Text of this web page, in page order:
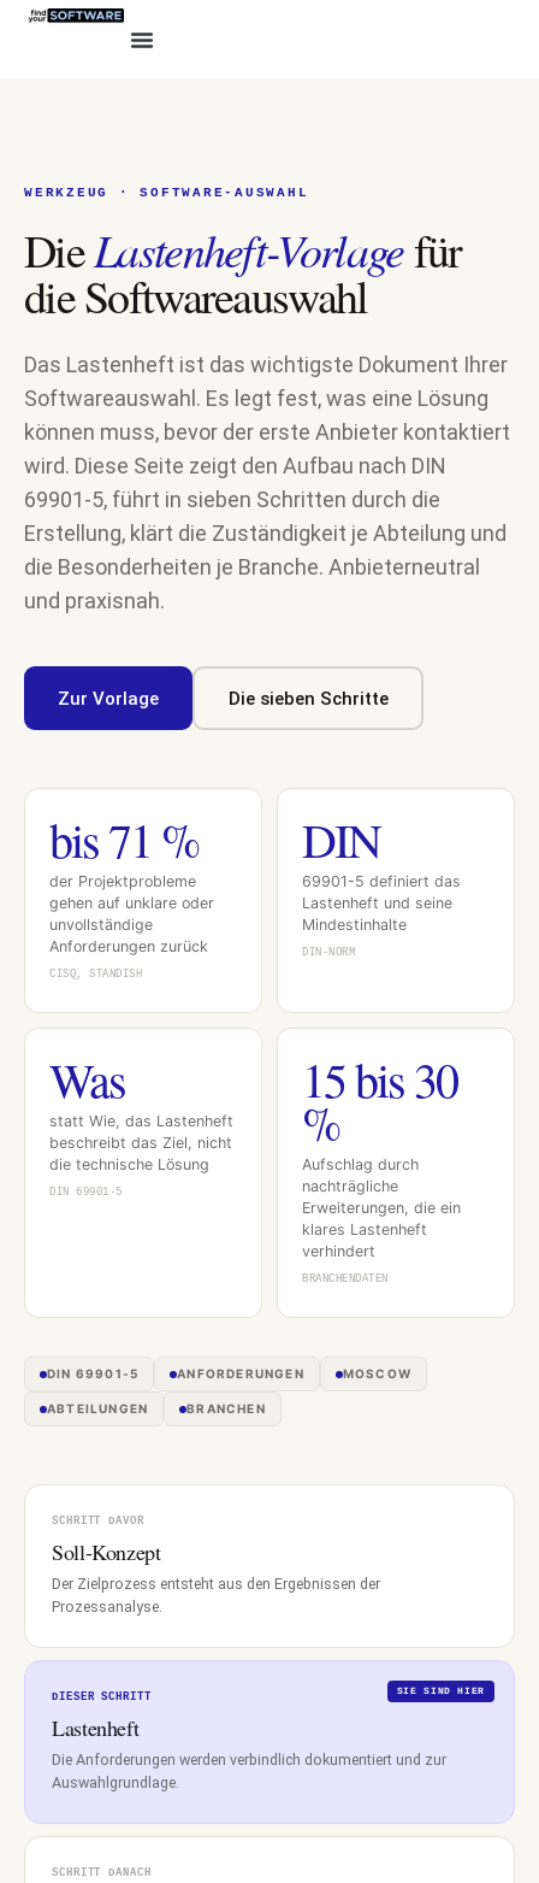
WERKZEUG · SOFTWARE-AUSWAHL
DieLastenheft-Vorlagefür
die Softwareauswahl
Das Lastenheft ist das wichtigste Dokument Ihrer
Softwareauswahl. Es legt fest, was eine Lösung
können muss, bevor der erste Anbieter kontaktiert
wird. Diese Seite zeigt den Aufbau nach DIN
69901-5, führt in sieben Schritten durch die
Erstellung, klärt die Zuständigkeit je Abteilung und
die Besonderheiten je Branche. Anbieterneutral
und praxisnah.
Zur Vorlage Die sieben Schritte
bis 71 %
der Projektprobleme
gehen auf unklare oder
unvollständige
Anforderungen zurück
CISQ, STANDISH
DIN
69901-5 definiert das
Lastenheft und seine
Mindestinhalte
DIN-NORM
Was
statt Wie, das Lastenheft
beschreibt das Ziel, nicht
die technische Lösung
DIN 69901-5
15 bis 30
%
Aufschlag durch
nachträgliche
Erweiterungen, die ein
klares Lastenheft
verhindert
BRANCHENDATEN
DIN 69901-5 ANFORDERUNGEN MOSCOW
ABTEILUNGEN BRANCHEN
SCHRITT DAVOR
Soll-Konzept
Der Zielprozess entsteht aus den Ergebnissen der
Prozessanalyse.
SIE SIND HIER
DIESER SCHRITT
Lastenheft
Die Anforderungen werden verbindlich dokumentiert und zur
Auswahlgrundlage.
SCHRITT DANACH